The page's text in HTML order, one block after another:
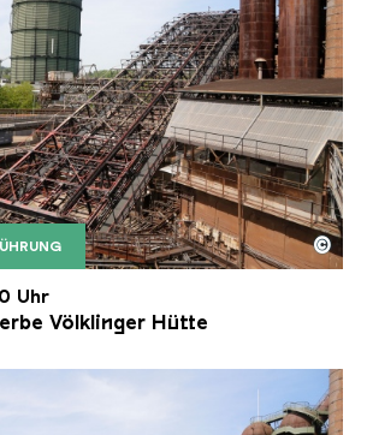
der Völklinger Hütte mit
Völklinger Hütte | Karl
©
Uhr
Völklinger Hütte